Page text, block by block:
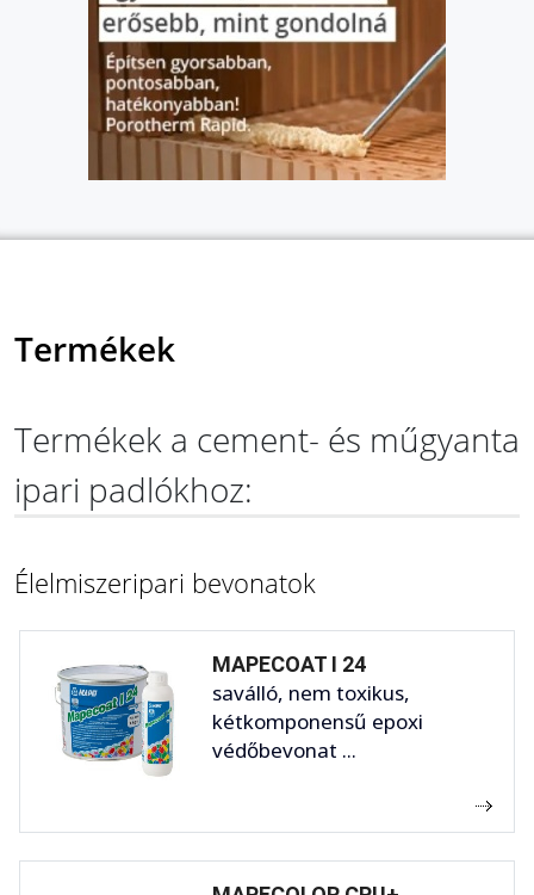
Termékek
Termékek a cement- és műgyanta
ipari padlókhoz:
Élelmiszeripari bevonatok
MAPECOAT I 24
saválló, nem toxikus,
kétkomponensű epoxi
védőbevonat ...